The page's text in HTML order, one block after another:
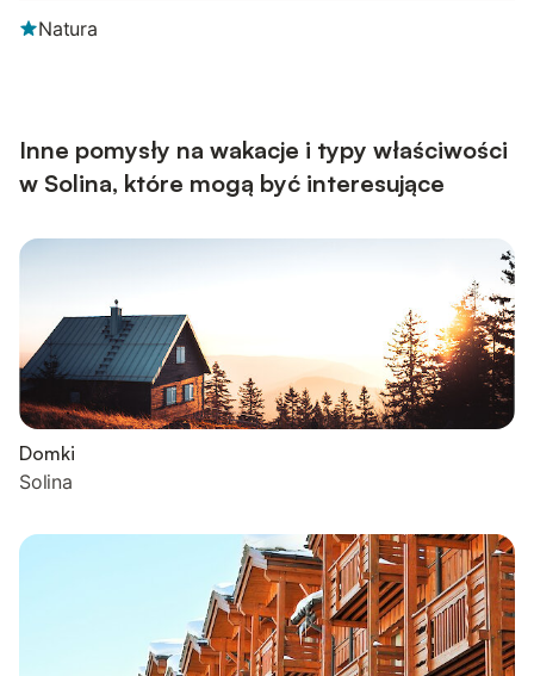
Natura
Inne pomysły na wakacje i typy właściwości
w Solina, które mogą być interesujące
Domki
Solina